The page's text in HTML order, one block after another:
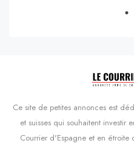
Ce site de petites annonces est
et suisses qui souhaitent
Courrier d'Espagne et en étroite